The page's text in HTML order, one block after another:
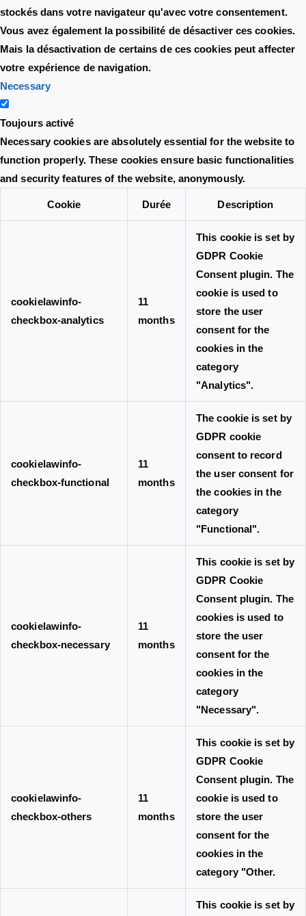
stockés dans votre navigateur qu'avec votre consentement.
Vous avez également la possibilité de désactiver ces cookies.
Mais la désactivation de certains de ces cookies peut affecter
votre expérience de navigation.
Necessary
Toujours activé
Necessary cookies are absolutely essential for the website to
function properly. These cookies ensure basic functionalities
and security features of the website, anonymously.
Cookie Durée Description
cookielawinfo-
checkbox-analytics
11
months
This cookie is set by
GDPR Cookie
Consent plugin. The
cookie is used to
store the user
consent for the
cookies in the
category
"Analytics".
cookielawinfo-
checkbox-functional
11
months
The cookie is set by
GDPR cookie
consent to record
the user consent for
the cookies in the
category
"Functional".
cookielawinfo-
checkbox-necessary
11
months
This cookie is set by
GDPR Cookie
Consent plugin. The
cookies is used to
store the user
consent for the
cookies in the
category
"Necessary".
cookielawinfo-
checkbox-others
11
months
This cookie is set by
GDPR Cookie
Consent plugin. The
cookie is used to
store the user
consent for the
cookies in the
category "Other.
This cookie is set by